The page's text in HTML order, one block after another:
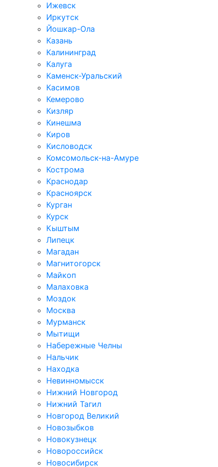
Ижевск
Иркутск
Йошкар-Ола
Казань
Калининград
Калуга
Каменск-Уральский
Касимов
Кемерово
Кизляр
Кинешма
Киров
Кисловодск
Комсомольск-на-Амуре
Кострома
Краснодар
Красноярск
Курган
Курск
Кыштым
Липецк
Магадан
Магнитогорск
Майкоп
Малаховка
Моздок
Москва
Мурманск
Мытищи
Набережные Челны
Нальчик
Находка
Невинномысск
Нижний Новгород
Нижний Тагил
Новгород Великий
Новозыбков
Новокузнецк
Новороссийск
Новосибирск